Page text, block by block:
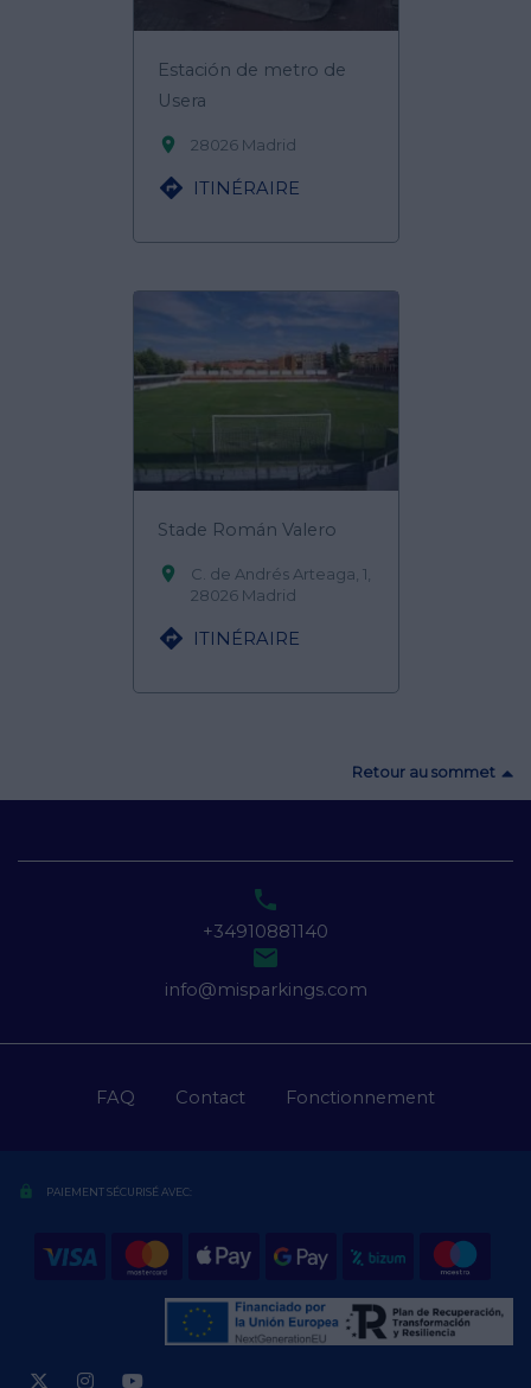
Estación de metro de
Usera
 28026 Madrid
 ITINÉRAIRE
Stade Román Valero

C. de Andrés Arteaga, 1,
28026 Madrid
 ITINÉRAIRE
Retour au sommet

+34910881140

info@misparkings.com
FAQ Contact Fonctionnement
lock PAIEMENT SÉCURISÉ AVEC: